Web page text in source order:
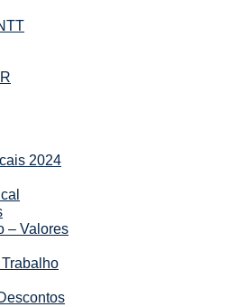
2024
– Valores